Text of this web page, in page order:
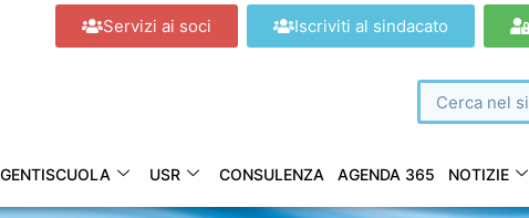
Servizi ai soci Iscriviti al sindacato
USR CONSULENZA AGENDA 365 NOTIZIE